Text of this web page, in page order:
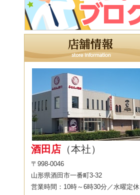
酒田店 （本社）
〒998-0046
山形県酒田市一番町3-32
営業時間：10時～6時30分／水曜定休